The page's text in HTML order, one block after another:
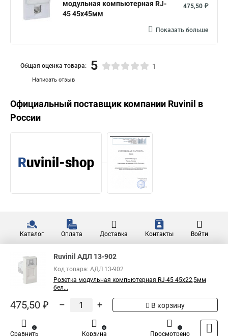
модульная компьютерная RJ-
45 45х45мм
475,50 ₽
Показать больше
Написать отзыв
Общая оценка товара: 5 1
Официальный поставщик компании Ruvinil в
России
Каталог Оплата Доставка Контакты Войти
Ruvinil АДЛ 13-902
Код товара: АДЛ 13-902
Розетка модульная компьютерная RJ-45 45х22,5мм
бел...
475,50 ₽ – + В корзину
Сравнить
0
Корзина
0
Просмотрено
1